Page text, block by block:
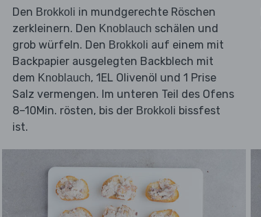
Den Brokkoli in mundgerechte Röschen
zerkleinern. Den Knoblauch schälen und
grob würfeln. Den Brokkoli auf einem mit
Backpapier ausgelegten Backblech mit
dem Knoblauch, 1EL Olivenöl und 1 Prise
Salz vermengen. Im unteren Teil des Ofens
8–10Min. rösten, bis der Brokkoli bissfest
ist.